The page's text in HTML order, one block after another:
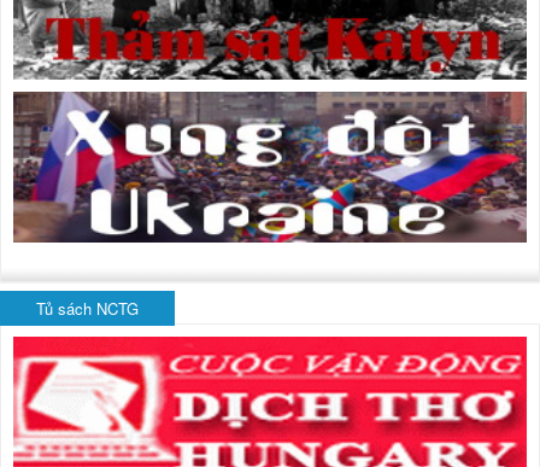
Tủ sách NCTG